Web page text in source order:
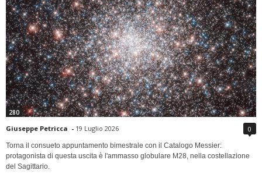
280
Giuseppe Petricca - 19 Luglio 2026 0
Torna il consueto appuntamento bimestrale con il Catalogo Messier:
protagonista di questa uscita è l'ammasso globulare M28, nella costellazione
del Sagittario.